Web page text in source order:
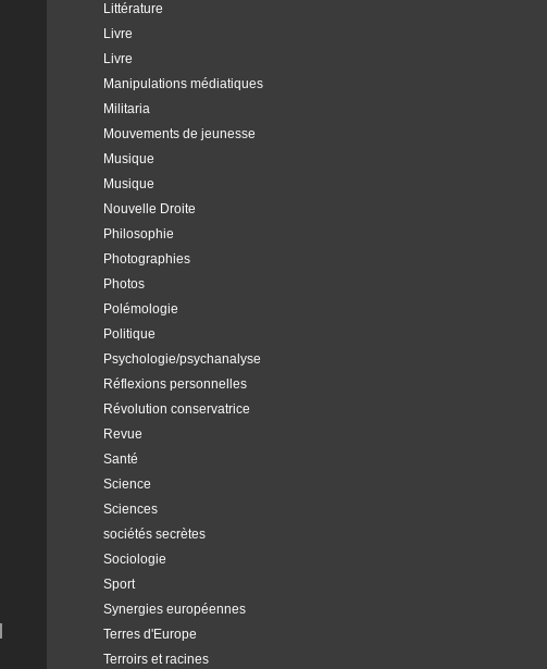
Littérature
Livre
Livre
Manipulations médiatiques
Militaria
Mouvements de jeunesse
Musique
Musique
Nouvelle Droite
Philosophie
Photographies
Photos
Polémologie
Politique
Psychologie/psychanalyse
Réflexions personnelles
Révolution conservatrice
Revue
Santé
Science
Sciences
sociétés secrètes
Sociologie
Sport
Synergies européennes
Terres d'Europe
Terroirs et racines